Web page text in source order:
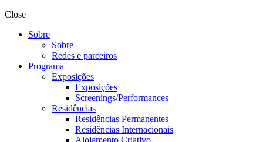
Close
Sobre
Sobre
Redes e parceiros
Programa
Exposições
Exposições
Screenings/Performances
Residências
Residências Permanentes
Residências Internacionais
Alojamento Criativo